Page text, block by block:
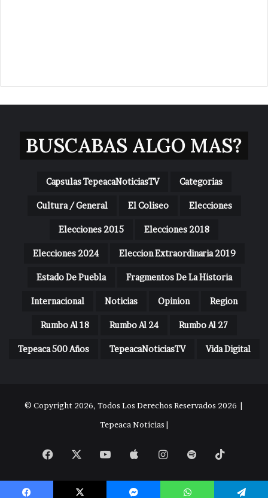
BUSCABAS ALGO MAS?
Capsulas TepeacaNoticiasTV Categorias
Cultura / General El Coliseo Elecciones
Elecciones 2015 Elecciones 2018
Elecciones 2024 Eleccion Extraordinaria 2019
Estado De Puebla Fragmentos De La Historia
Internacional Noticias Opinion Region
Rumbo Al 18 Rumbo Al 24 Rumbo Al 27
Tepeaca 500 Años TepeacaNoticiasTV Vida Digital
© Copyright 2026, Todos Los Derechos Reservados 2026 |
Tepeaca Noticias |
Facebook YouTubeAppleInstagram
Spotify